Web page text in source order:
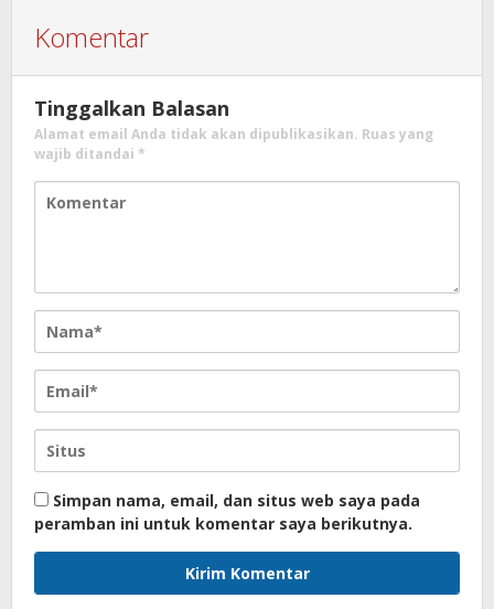
Komentar
Tinggalkan Balasan
Alamat email Anda tidak akan dipublikasikan. Ruas yang
wajib ditandai *
Simpan nama, email, dan situs web saya pada
peramban ini untuk komentar saya berikutnya.